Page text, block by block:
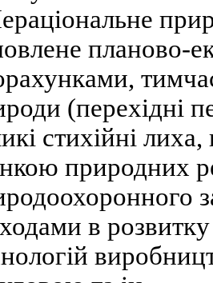
планово-
(перехідні
стихійні
природних
в